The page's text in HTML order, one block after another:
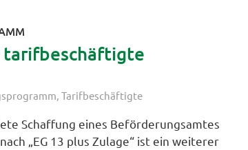
tarifbeschäftigte
,Tarifbeschäftigte
Schaffung eines Beförderungsamtes
„EG 13 plus Zulage“ ist ein weiterer